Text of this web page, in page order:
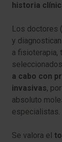
historia
Los doctores
y
a fisioterapia,
a cabo con
invasivas,
absoluto
especialistas.
Se valora el